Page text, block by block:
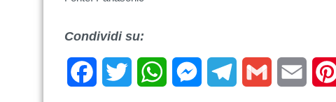
Condividi su:
FacebookTwitter WhatsAppMessengerTelegramGmail Email